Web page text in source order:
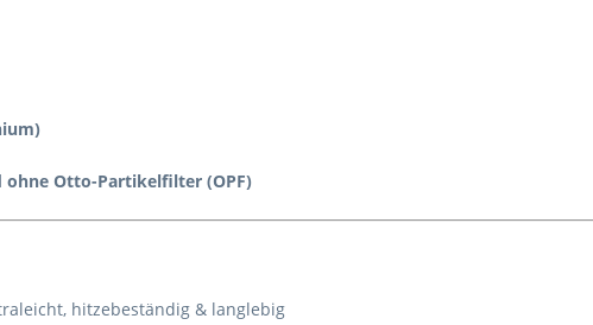
ohne Otto-Partikelfilter (OPF)
hitzebeständig & langlebig